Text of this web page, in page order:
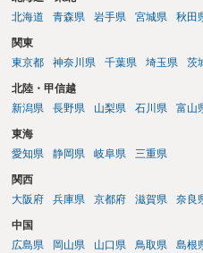
北海道
青森県 岩手県 宮城県 秋田
関東
東京都
神奈川県 千葉県 埼玉県 茨
北陸・甲信越
新潟県
長野県 山梨県 石川県 富山
東海
愛知県
静岡県 岐阜県 三重県
関西
大阪府
兵庫県 京都府 滋賀県 奈良
中国
広島県
岡山県 山口県 鳥取県 島根